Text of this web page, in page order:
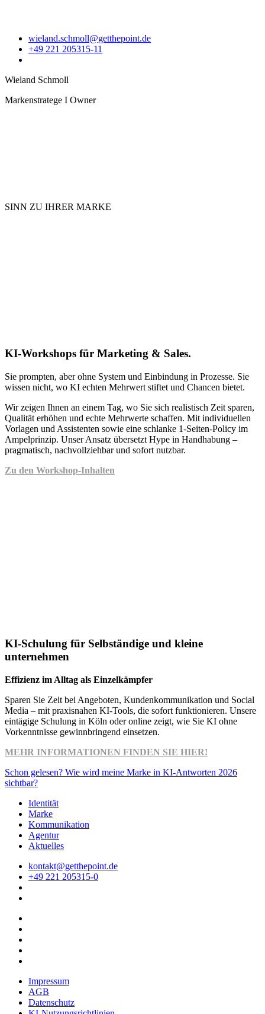
wieland.schmoll@getthepoint.de
+49 221 205315-11
Wieland Schmoll
Markenstratege I Owner
SINN ZU IHRER MARKE
KI-Workshops für Marketing & Sales.
Sie prompten, aber ohne System und Einbindung in Prozesse. Sie
wissen nicht, wo KI echten Mehrwert stiftet und Chancen bietet.
Wir zeigen Ihnen an einem Tag, wo Sie sich realistisch Zeit sparen,
Qualität erhöhen und echte Mehrwerte schaffen. Mit individuellen
Vorlagen und Assistenten sowie eine schlanke 1-Seiten-Policy im
Ampelprinzip. Unser Ansatz übersetzt Hype in Handhabung –
pragmatisch, nachvollziehbar und sofort nutzbar.
Zu den Workshop-Inhalten
KI-Schulung für Selbständige und kleine
unternehmen
Effizienz im Alltag als Einzelkämpfer
Sparen Sie Zeit bei Angeboten, Kundenkommunikation und Social
Media – mit praxisnahen KI-Tools, die sofort funktionieren. Unsere
eintägige Schulung in Köln oder online zeigt, wie Sie KI ohne
Vorkenntnisse gewinnbringend einsetzen.
MEHR INFORMATIONEN FINDEN SIE HIER!
Schon gelesen? Wie wird meine Marke in KI-Antworten 2026
sichtbar?
Identität
Marke
Kommunikation
Agentur
Aktuelles
kontakt@getthepoint.de
+49 221 205315-0
Impressum
AGB
Datenschutz